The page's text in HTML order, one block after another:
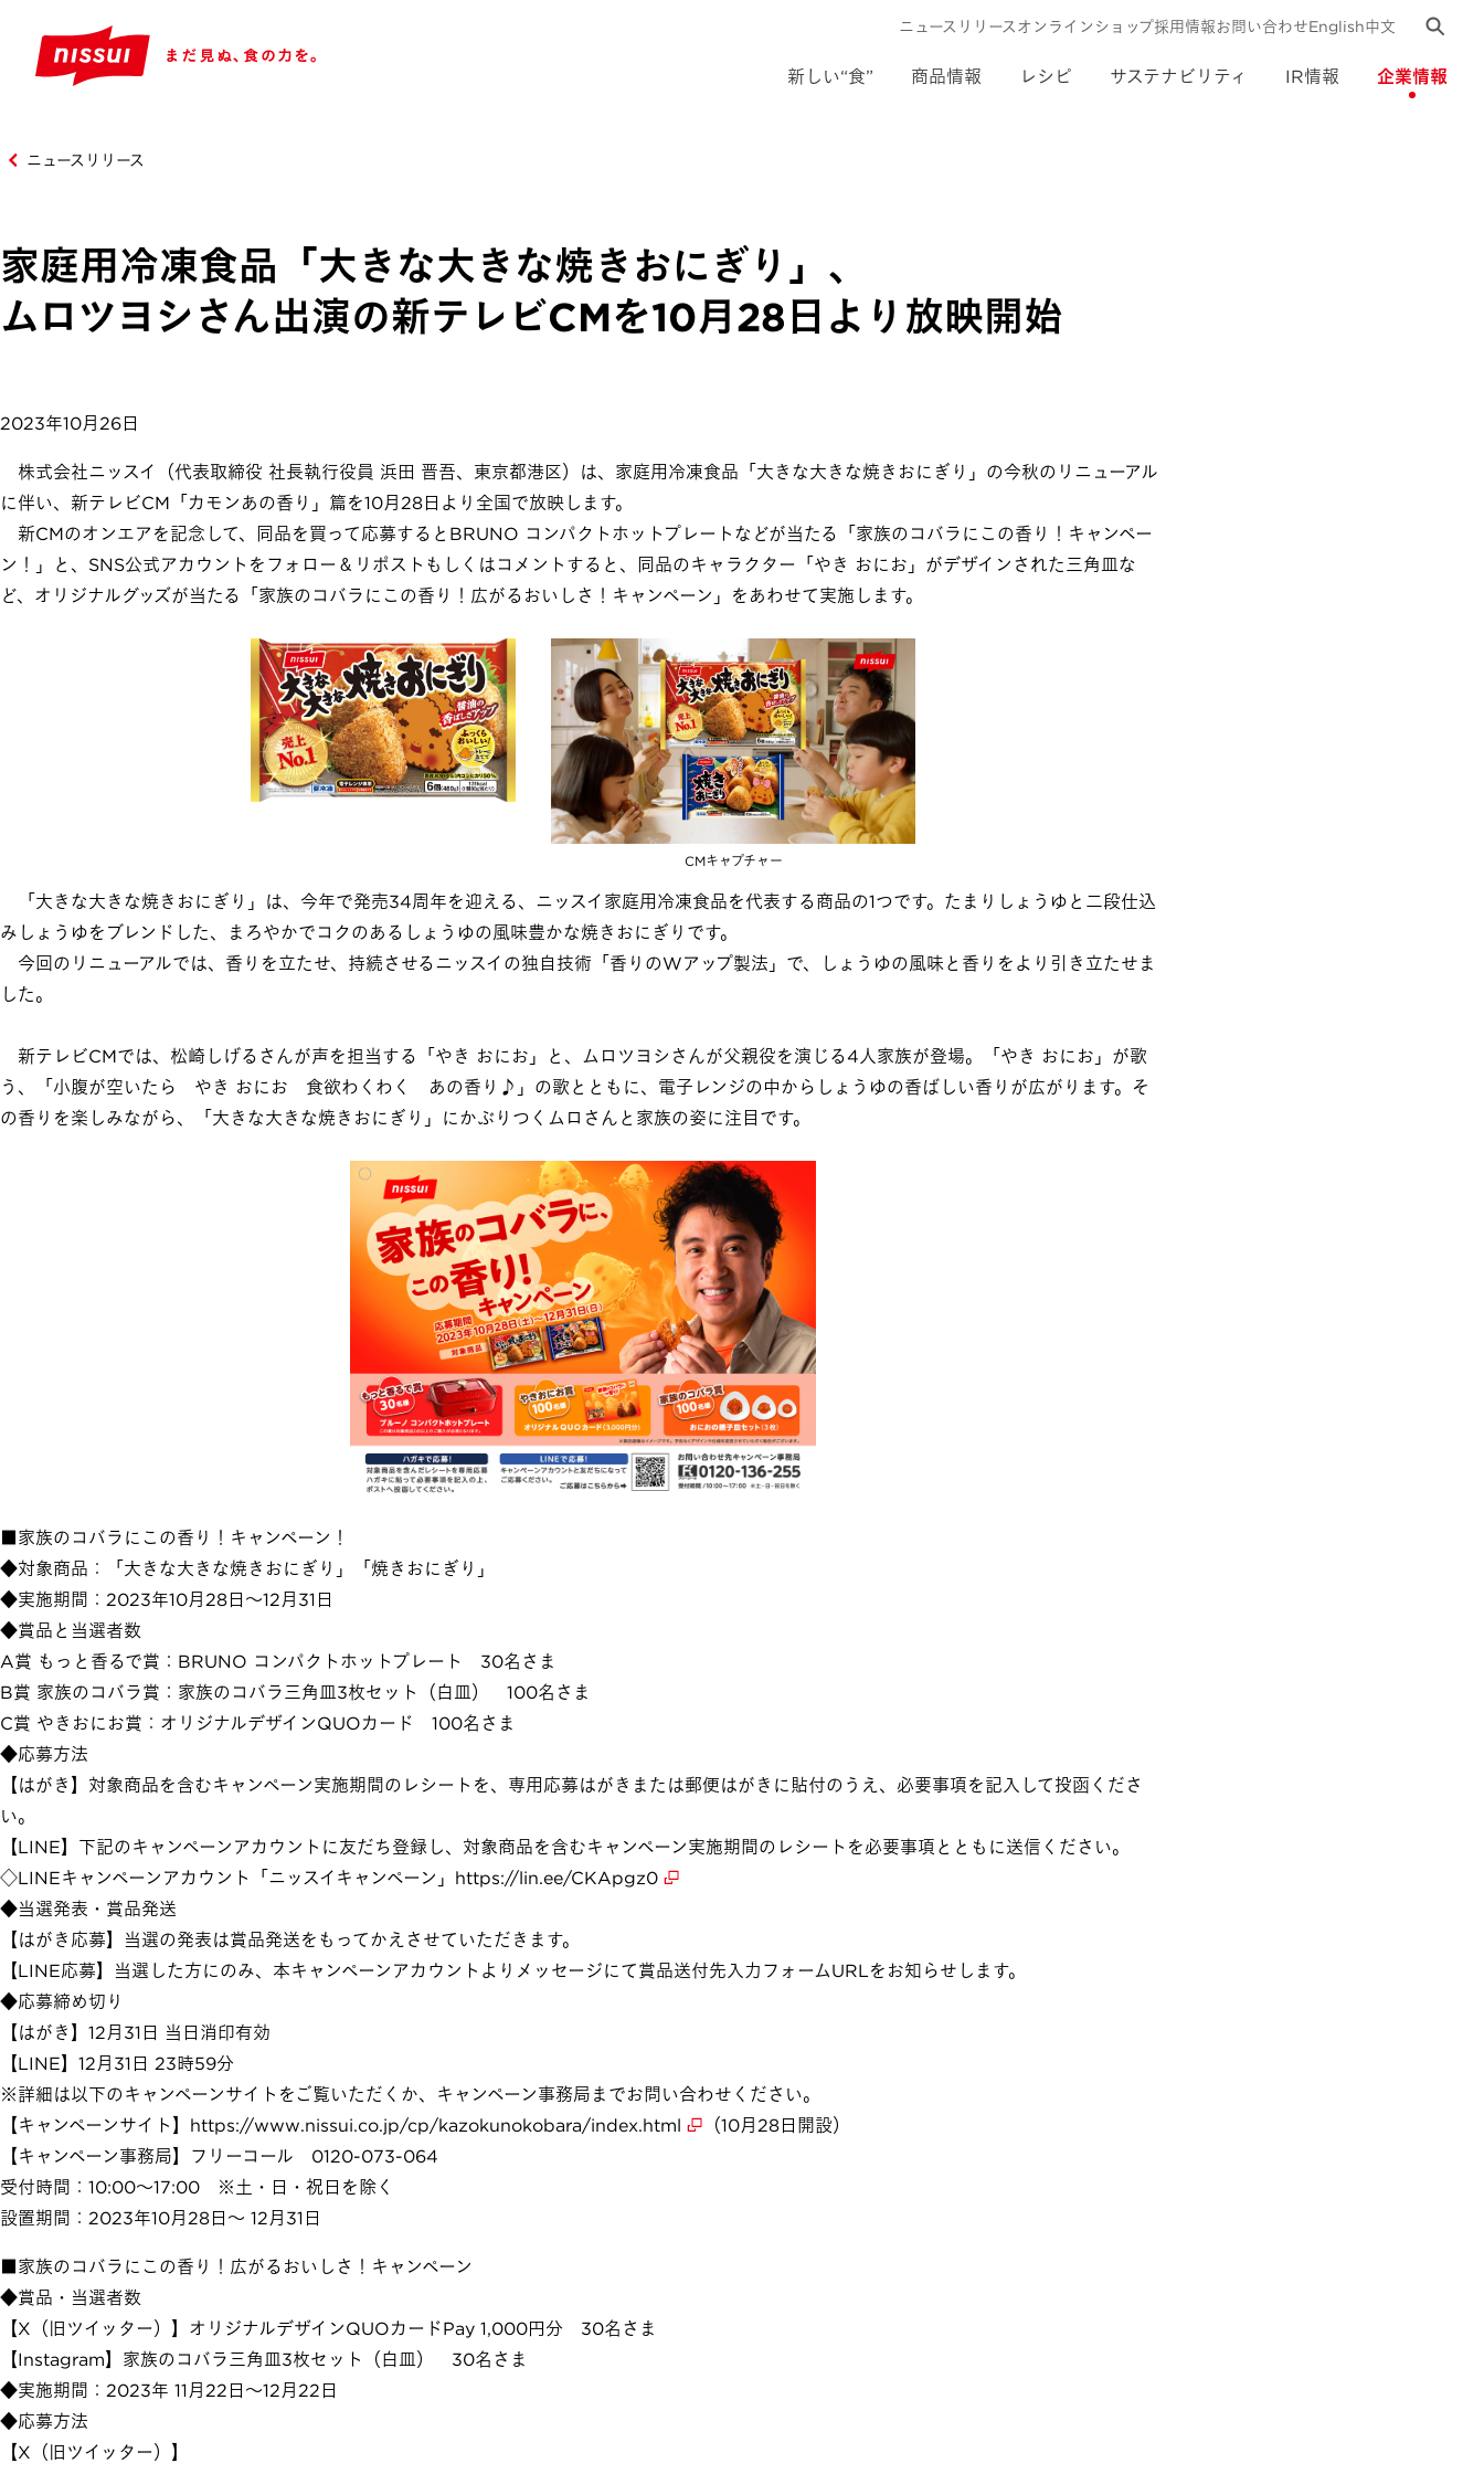
新しい“食” 商品情報 レシピ サステナビリティ IR情報 企業情報
ニュースリリースオンラインショップ採用情報お問い合わせEnglish中文
ニュースリリース
家庭用冷凍食品「大きな大きな焼きおにぎり」、
ムロツヨシさん出演の新テレビCMを10月28日より放映開始
2023年10月26日
株式会社ニッスイ（代表取締役 社長執行役員 浜田 晋吾、東京都港区）は、家庭用冷凍食品「大きな大きな焼きおにぎり」の今秋のリニューアル
に伴い、新テレビCM「カモンあの香り」篇を10月28日より全国で放映します。
新CMのオンエアを記念して、同品を買って応募するとBRUNO コンパクトホットプレートなどが当たる「家族のコバラにこの香り！キャンペー
ン！」と、SNS公式アカウントをフォロー＆リポストもしくはコメントすると、同品のキャラクター「やき おにお」がデザインされた三角皿な
ど、オリジナルグッズが当たる「家族のコバラにこの香り！広がるおいしさ！キャンペーン」をあわせて実施します。
CMキャプチャー
「大きな大きな焼きおにぎり」は、今年で発売34周年を迎える、ニッスイ家庭用冷凍食品を代表する商品の1つです。たまりしょうゆと二段仕込
みしょうゆをブレンドした、まろやかでコクのあるしょうゆの風味豊かな焼きおにぎりです。
今回のリニューアルでは、香りを立たせ、持続させるニッスイの独自技術「香りのWアップ製法」で、しょうゆの風味と香りをより引き立たせま
した。
新テレビCMでは、松崎しげるさんが声を担当する「やき おにお」と、ムロツヨシさんが父親役を演じる4人家族が登場。「やき おにお」が歌
う、「小腹が空いたら やき おにお 食欲わくわく あの香り♪」の歌とともに、電子レンジの中からしょうゆの香ばしい香りが広がります。そ
の香りを楽しみながら、「大きな大きな焼きおにぎり」にかぶりつくムロさんと家族の姿に注目です。
■家族のコバラにこの香り！キャンペーン！
◆対象商品：「大きな大きな焼きおにぎり」「焼きおにぎり」
◆実施期間：2023年10月28日～12月31日
◆賞品と当選者数
A賞 もっと香るで賞：BRUNO コンパクトホットプレート 30名さま
B賞 家族のコバラ賞：家族のコバラ三角皿3枚セット（白皿） 100名さま
C賞 やきおにお賞：オリジナルデザインQUOカード 100名さま
◆応募方法
【はがき】対象商品を含むキャンペーン実施期間のレシートを、専用応募はがきまたは郵便はがきに貼付のうえ、必要事項を記入して投函くださ
い。
【LINE】下記のキャンペーンアカウントに友だち登録し、対象商品を含むキャンペーン実施期間のレシートを必要事項とともに送信ください。
◇LINEキャンペーンアカウント「ニッスイキャンペーン」 https://lin.ee/CKApgz0
◆当選発表・賞品発送
【はがき応募】当選の発表は賞品発送をもってかえさせていただきます。
【LINE応募】当選した方にのみ、本キャンペーンアカウントよりメッセージにて賞品送付先入力フォームURLをお知らせします。
◆応募締め切り
【はがき】12月31日 当日消印有効
【LINE】12月31日 23時59分
※詳細は以下のキャンペーンサイトをご覧いただくか、キャンペーン事務局までお問い合わせください。
【キャンペーンサイト】 https://www.nissui.co.jp/cp/kazokunokobara/index.html
（10月28日開設）
【キャンペーン事務局】フリーコール 0120-073-064
受付時間：10:00～17:00 ※土・日・祝日を除く
設置期間：2023年10月28日～ 12月31日
■家族のコバラにこの香り！広がるおいしさ！キャンペーン
◆賞品・当選者数
【X（旧ツイッター）】オリジナルデザインQUOカードPay 1,000円分 30名さま
【Instagram】家族のコバラ三角皿3枚セット（白皿） 30名さま
◆実施期間：2023年 11月22日～12月22日
◆応募方法
【X（旧ツイッター）】